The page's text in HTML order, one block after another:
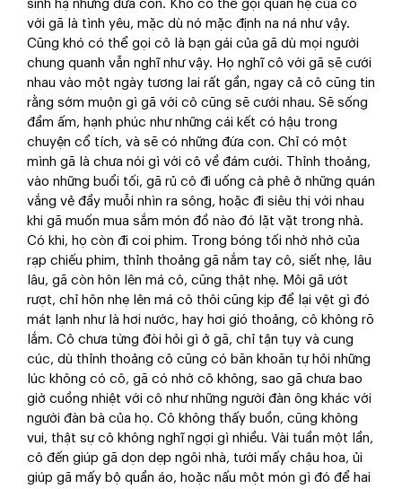
sinh hạ những đứa con. Khó có thể gọi quan hệ của cô
với gã là tình yêu, mặc dù nó mặc định na ná như vậy.
Cũng khó có thể gọi cô là bạn gái của gã dù mọi người
chung quanh vẫn nghĩ như vậy. Họ nghĩ cô với gã sẽ cưới
nhau vào một ngày tương lai rất gần, ngay cả cô cũng tin
rằng sớm muộn gì gã với cô cũng sẽ cưới nhau. Sẽ sống
đầm ấm, hạnh phúc như những cái kết có hậu trong
chuyện cổ tích, và sẽ có những đứa con. Chỉ có một
mình gã là chưa nói gì với cô về đám cưới. Thỉnh thoảng,
vào những buổi tối, gã rủ cô đi uống cà phê ở những quán
vắng vẻ đầy muỗi nhìn ra sông, hoặc đi siêu thị với nhau
khi gã muốn mua sắm món đồ nào đó lặt vặt trong nhà.
Có khi, họ còn đi coi phim. Trong bóng tối nhờ nhờ của
rạp chiếu phim, thỉnh thoảng gã nắm tay cô, siết nhẹ, lâu
lâu, gã còn hôn lên má cô, cũng thật nhẹ. Môi gã ướt
rượt, chỉ hôn nhẹ lên má cô thôi cũng kịp để lại vệt gì đó
mát lạnh như là hơi nước, hay hơi gió thoảng, cô không rõ
lắm. Cô chưa từng đòi hỏi gì ở gã, chỉ tận tụy và cung
cúc, dù thỉnh thoảng cô cũng có băn khoăn tự hỏi những
lúc không có cô, gã có nhớ cô không, sao gã chưa bao
giờ cuồng nhiệt với cô như những người đàn ông khác với
người đàn bà của họ. Cô không thấy buồn, cũng không
vui, thật sự cô không nghĩ ngợi gì nhiều. Vài tuần một lần,
cô đến giúp gã dọn dẹp ngôi nhà, tưới mấy chậu hoa, ủi
giúp gã mấy bộ quần áo, hoặc nấu một món gì đó để hai